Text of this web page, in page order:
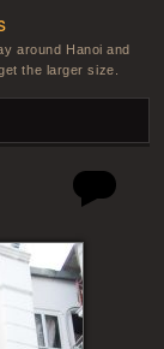
around Hanoi and
the larger size.